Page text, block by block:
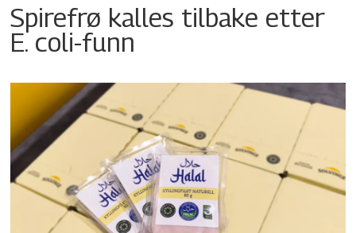
Spirefrø kalles tilbake etter
E. coli-funn